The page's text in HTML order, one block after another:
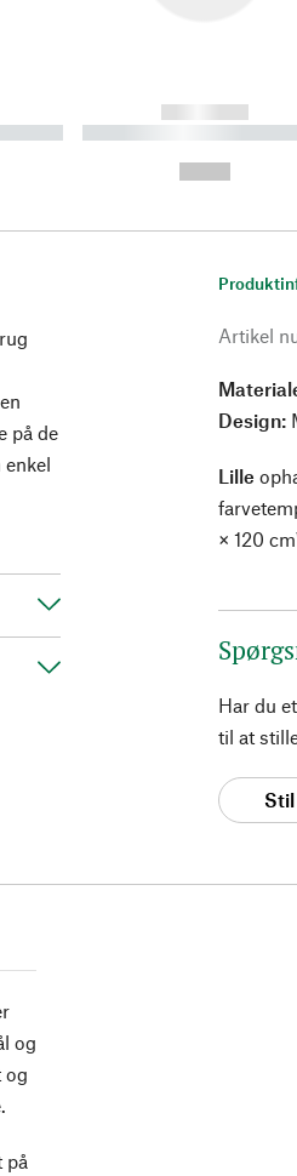
------------
----------- -----------
på de
Artikel
Design:
Lille
× 120 cm
Har du
til at
og
og
på